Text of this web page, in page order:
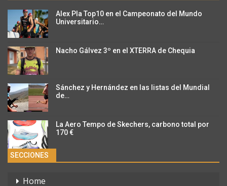
Alex Pla Top10 en el Campeonato del Mundo
Universitario…
Nacho Gálvez 3º en el XTERRA de Chequia
Sánchez y Hernández en las listas del Mundial
de…
La Aero Tempo de Skechers, carbono total por
170 €
SECCIONES
Home